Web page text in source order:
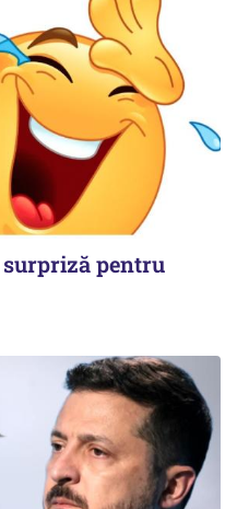
surpriză pentru